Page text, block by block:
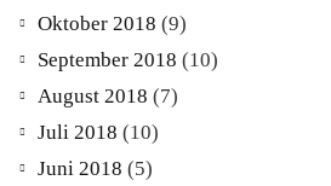
Oktober 2018 (9)
September 2018 (10)
August 2018 (7)
Juli 2018 (10)
Juni 2018 (5)